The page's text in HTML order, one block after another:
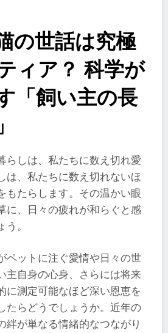
の世話は究極
ィア？ 科学が
「飼い主の長
らしは、私たちに数え切れ愛
は、私たちに数え切れないほ
もたらします。その温かい眼
に、日々の疲れが和らぐと感
う。
ペットに注ぐ愛情や日々の世
主自身の心身、さらには将来
に測定可能なほど深い恩恵を
たらどうでしょうか。近年の
絆が単なる情緒的なつながり